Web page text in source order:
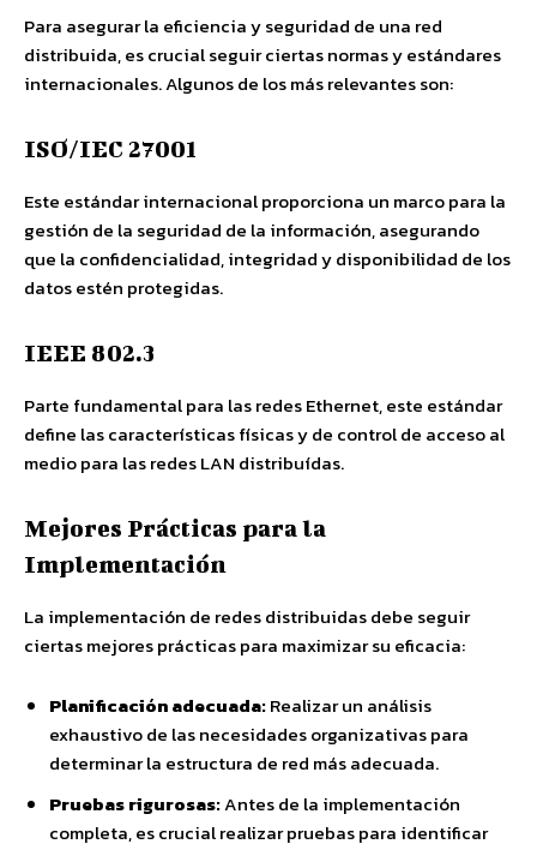
Para asegurar la eficiencia y seguridad de una red
distribuida, es crucial seguir ciertas normas y estándares
internacionales. Algunos de los más relevantes son:
ISO/IEC 27001
Este estándar internacional proporciona un marco para la
gestión de la seguridad de la información, asegurando
que la confidencialidad, integridad y disponibilidad de los
datos estén protegidas.
IEEE 802.3
Parte fundamental para las redes Ethernet, este estándar
define las características físicas y de control de acceso al
medio para las redes LAN distribuídas.
Mejores Prácticas para la
Implementación
La implementación de redes distribuidas debe seguir
ciertas mejores prácticas para maximizar su eficacia:
Planificación adecuada:Realizar un análisis
exhaustivo de las necesidades organizativas para
determinar la estructura de red más adecuada.
Pruebas rigurosas:Antes de la implementación
completa, es crucial realizar pruebas para identificar